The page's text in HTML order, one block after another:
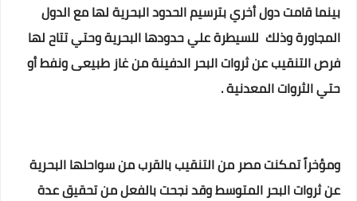
بينما قامت دول أخري بترسيم الحدود البحرية لها مع الدول
المجاورة وذلك للسيطرة علي حدودها البحرية وحتي تتاح لها
فرص التنقيب عن ثروات البحر الدفينة من غاز طبيعى ونفط أو
حتي الثروات المعدنية .
ومؤخراً تمكنت مصر من التنقيب بالقرب من سواحلها البحرية
عن ثروات البحر المتوسط وقد نجحت بالفعل من تحقيق عدة